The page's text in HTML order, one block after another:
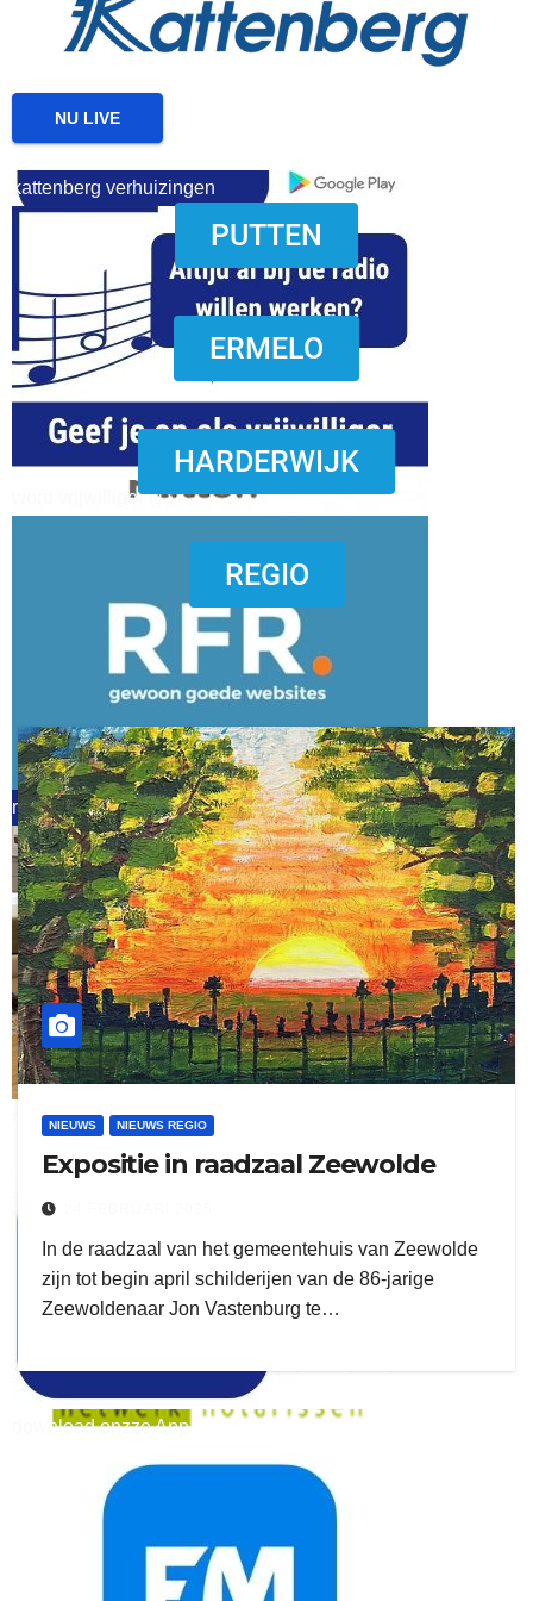
download onzze App
word vrijwilliger (1)
zielman
delangekortland
kattenberg verhuizingen
word vrijwilliger (1)
refreshed webdesign putten
ruitengaparket
download onzze App
NU LIVE
PUTTEN
ERMELO
HARDERWIJK
REGIO
NIEUWS NIEUWS REGIO
Expositie in raadzaal Zeewolde
In de raadzaal van het gemeentehuis van Zeewolde
zijn tot begin april schilderijen van de 86-jarige
Zeewoldenaar Jon Vastenburg te…